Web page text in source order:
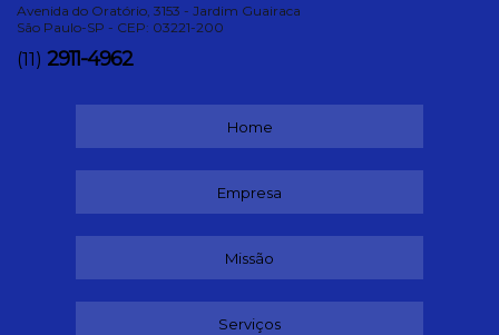
Avenida do Oratório, 3153 - Jardim Guairaca
São Paulo-SP - CEP: 03221-200
(11) 2911-4962
Home
Empresa
Missão
Serviços